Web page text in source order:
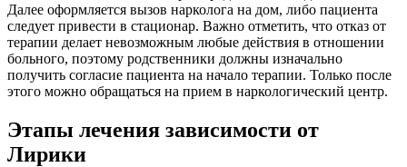
Далее оформляется вызов нарколога на дом, либо пациента
следует привести в стационар. Важно отметить, что отказ от
терапии делает невозможным любые действия в отношении
больного, поэтому родственники должны изначально
получить согласие пациента на начало терапии. Только после
этого можно обращаться на прием в наркологический центр.
Этапы лечения зависимости от
Лирики